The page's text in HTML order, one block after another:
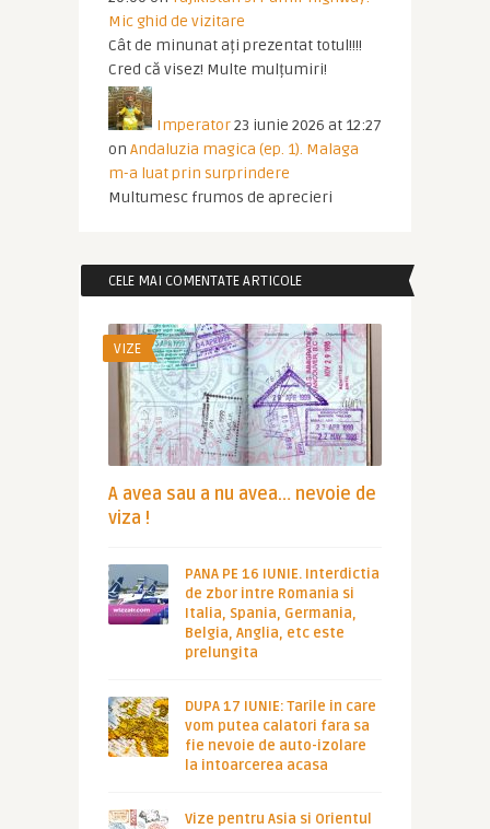
Mic ghid de vizitare
Cât de minunat ați prezentat totul!!!!
Cred că visez! Multe mulțumiri!
Imperator23 iunie 2026 at 12:27
on Andaluzia magica (ep. 1). Malaga
m-a luat prin surprindere
Multumesc frumos de aprecieri
CELE MAI COMENTATE ARTICOLE
VIZE
A avea sau a nu avea… nevoie de
viza !
PANA PE 16 IUNIE. Interdictia
de zbor intre Romania si
Italia, Spania, Germania,
Belgia, Anglia, etc este
prelungita
DUPA 17 IUNIE: Tarile in care
vom putea calatori fara sa
fie nevoie de auto-izolare
la intoarcerea acasa
Vize pentru Asia si Orientul